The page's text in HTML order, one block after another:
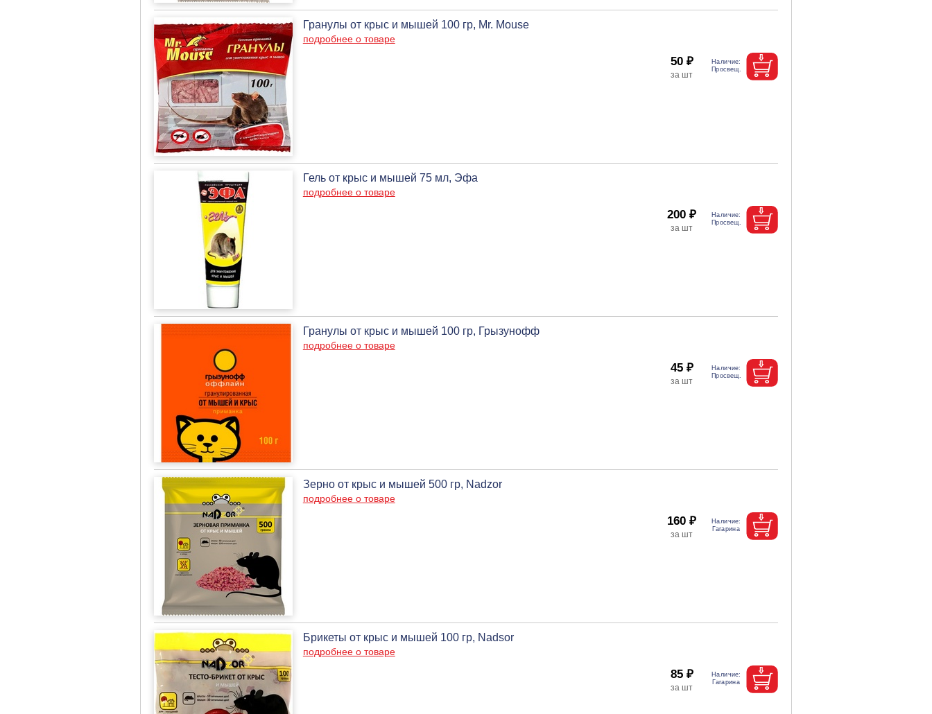
Гранулы от крыс и мышей 100 гр, Mr. Mouse
подробнее о товаре
50 ₽
Гель от крыс и мышей 75 мл, Эфа
подробнее о товаре
200 ₽
Гранулы от крыс и мышей 100 гр, Грызунофф
подробнее о товаре
45 ₽
Зерно от крыс и мышей 500 гр, Nadzor
подробнее о товаре
160 ₽
Брикеты от крыс и мышей 100 гр, Nadsor
подробнее о товаре
85 ₽